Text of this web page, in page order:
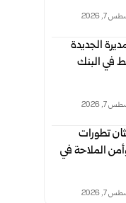
7, 2026
الجديدة
في البنك
7, 2026
تطورات
الملاحة في
7, 2026